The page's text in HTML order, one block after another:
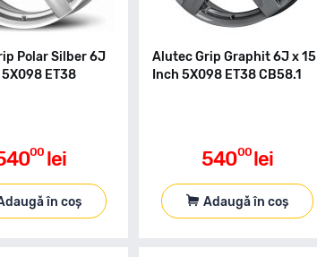
Polar Silber 6J
ET38
00 lei
în coș
Alutec Grip Graphit 6J x 15
Inch 5X098 ET38 CB58.1
54000 lei
Adaugă în coș